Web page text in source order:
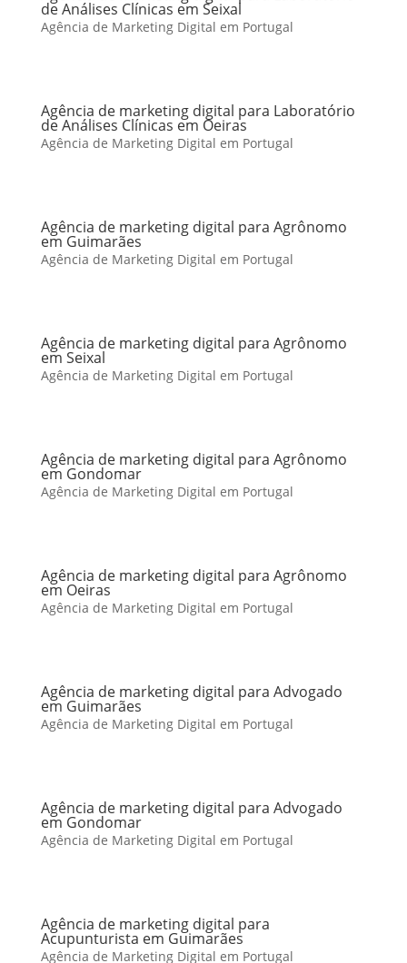
de Análises Clínicas em Seixal
Agência de Marketing Digital em Portugal
Agência de marketing digital para Laboratório
de Análises Clínicas em Oeiras
Agência de Marketing Digital em Portugal
Agência de marketing digital para Agrônomo
em Guimarães
Agência de Marketing Digital em Portugal
Agência de marketing digital para Agrônomo
em Seixal
Agência de Marketing Digital em Portugal
Agência de marketing digital para Agrônomo
em Gondomar
Agência de Marketing Digital em Portugal
Agência de marketing digital para Agrônomo
em Oeiras
Agência de Marketing Digital em Portugal
Agência de marketing digital para Advogado
em Guimarães
Agência de Marketing Digital em Portugal
Agência de marketing digital para Advogado
em Gondomar
Agência de Marketing Digital em Portugal
Agência de marketing digital para
Acupunturista em Guimarães
Agência de Marketing Digital em Portugal